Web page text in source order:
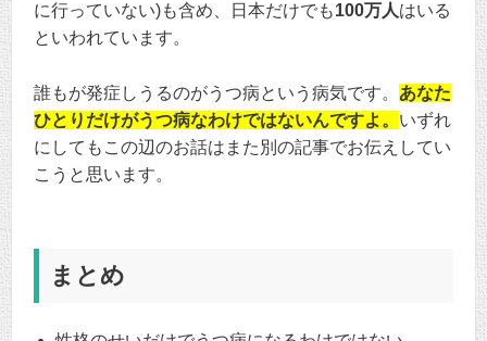
に行っていない)も含め、日本だけでも100万人はいる
といわれています。
誰もが発症しうるのがうつ病という病気です。 あなた
ひとりだけがうつ病なわけではないんですよ。 いずれ
にしてもこの辺のお話はまた別の記事でお伝えしてい
こうと思います。
まとめ